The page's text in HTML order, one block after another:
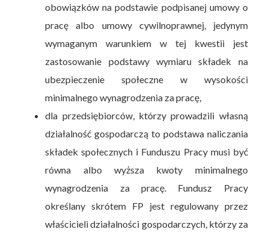
obowiązków na podstawie podpisanej umowy o
pracę albo umowy cywilnoprawnej, jedynym
wymaganym warunkiem w tej kwestii jest
zastosowanie podstawy wymiaru składek na
ubezpieczenie społeczne w wysokości
minimalnego wynagrodzenia za pracę,
dla przedsiębiorców, którzy prowadzili własną
działalność gospodarczą to podstawa naliczania
składek społecznych i Funduszu Pracy musi być
równa albo wyższa kwoty minimalnego
wynagrodzenia za pracę. Fundusz Pracy
określany skrótem FP jest regulowany przez
właścicieli działalności gospodarczych, którzy za